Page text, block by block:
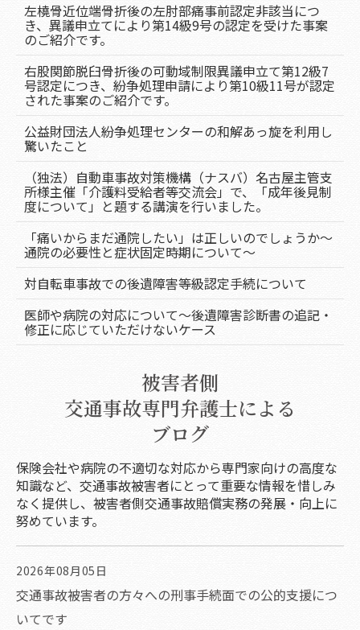
左橈骨近位端骨折後の左肘部痛事前認定非該当につ
き、異議申立てにより第14級9号の認定を受けた事案
のご紹介です。
右股関節脱臼骨折後の可動域制限異議申立て第12級7
号認定につき、紛争処理申請により第10級11号が認定
された事案のご紹介です。
公益財団法人紛争処理センターの和解あっ旋を利用し
驚いたこと
（独法）自動車事故対策機構（ナスバ）名古屋主管支
所様主催「介護料受給者等交流会」で、「成年後見制
度について」と題する講演を行いました。
「痛いからまだ通院したい」は正しいのでしょうか～
通院の必要性と症状固定時期について～
対自転車事故での後遺障害等級認定手続について
医師や病院の対応について～後遺障害診断書の追記・
修正に応じていただけないケース
被害者側
交通事故専門弁護士による
ブログ
保険会社や病院の不適切な対応から専門家向けの高度な
知識など、交通事故被害者にとって重要な情報を惜しみ
なく提供し、被害者側交通事故賠償実務の発展・向上に
努めています。
2026年08月05日
交通事故被害者の方々への刑事手続面での公的支援につ
いてです